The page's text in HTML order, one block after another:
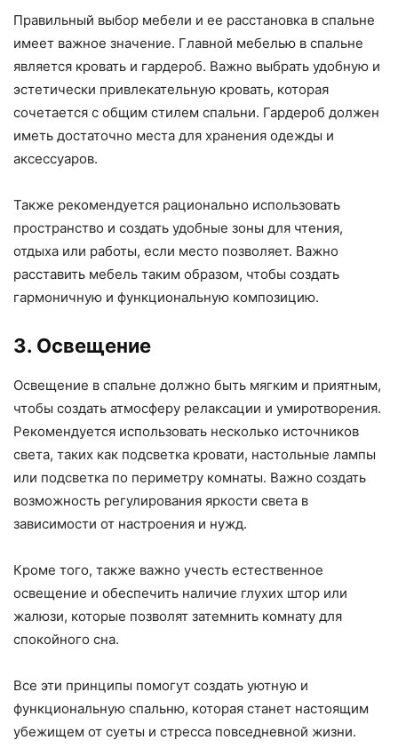
Правильный выбор мебели и ее расстановка в спальне
имеет важное значение. Главной мебелью в спальне
является кровать и гардероб. Важно выбрать удобную и
эстетически привлекательную кровать, которая
сочетается с общим стилем спальни. Гардероб должен
иметь достаточно места для хранения одежды и
аксессуаров.
Также рекомендуется рационально использовать
пространство и создать удобные зоны для чтения,
отдыха или работы, если место позволяет. Важно
расставить мебель таким образом, чтобы создать
гармоничную и функциональную композицию.
3. Освещение
Освещение в спальне должно быть мягким и приятным,
чтобы создать атмосферу релаксации и умиротворения.
Рекомендуется использовать несколько источников
света, таких как подсветка кровати, настольные лампы
или подсветка по периметру комнаты. Важно создать
возможность регулирования яркости света в
зависимости от настроения и нужд.
Кроме того, также важно учесть естественное
освещение и обеспечить наличие глухих штор или
жалюзи, которые позволят затемнить комнату для
спокойного сна.
Все эти принципы помогут создать уютную и
функциональную спальню, которая станет настоящим
убежищем от суеты и стресса повседневной жизни.